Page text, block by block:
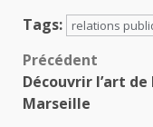
Tags:
relations
Navigation
d’article
Précédent
Découvrir l’art
Marseille